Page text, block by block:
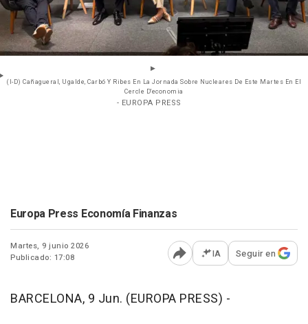
(I-D) Cañagueral, Ugalde, Carbó Y Ribes En La Jornada Sobre Nucleares De Este Martes En El
Cercle D'economia
- EUROPA PRESS
Europa Press Economía Finanzas
Martes, 9 junio 2026
Publicado: 17:08
Abrir opciones para
IA Seguir en
BARCELONA, 9 Jun. (EUROPA PRESS) -